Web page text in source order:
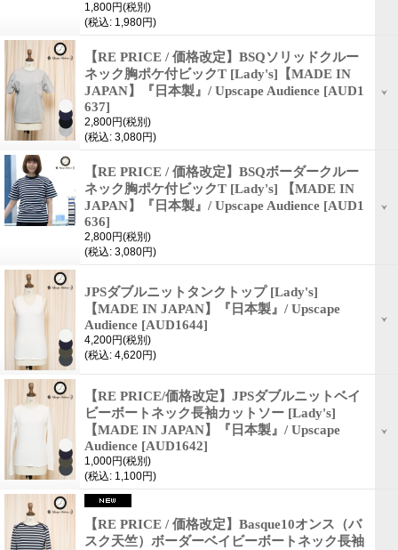
1,800円(税別)
(税込: 1,980円)
【RE PRICE / 価格改定】BSQソリッドクルー
ネック胸ポケ付ビックT [Lady's]【MADE IN
JAPAN】『日本製』/ Upscape Audience [AUD1
637]
2,800円(税別)
(税込: 3,080円)
【RE PRICE / 価格改定】BSQボーダークルー
ネック胸ポケ付ビックT [Lady's] 【MADE IN
JAPAN】『日本製』/ Upscape Audience [AUD1
636]
2,800円(税別)
(税込: 3,080円)
JPSダブルニットタンクトップ [Lady's]
【MADE IN JAPAN】『日本製』/ Upscape
Audience [AUD1644]
4,200円(税別)
(税込: 4,620円)
【RE PRICE/価格改定】JPSダブルニットベイ
ビーボートネック長袖カットソー [Lady's]
【MADE IN JAPAN】『日本製』/ Upscape
Audience [AUD1642]
1,000円(税別)
(税込: 1,100円)
【RE PRICE / 価格改定】Basque10オンス（バ
スク天竺）ボーダーベイビーボートネック長袖